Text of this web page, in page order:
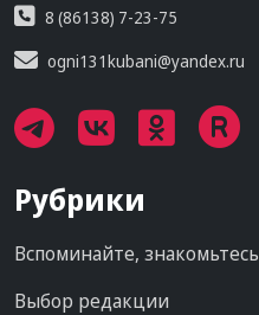
8 (86138) 7-23-75
ogni131kubani@yandex.ru
Рубрики
Вспоминайте, знакомьтесь
Выбор редакции